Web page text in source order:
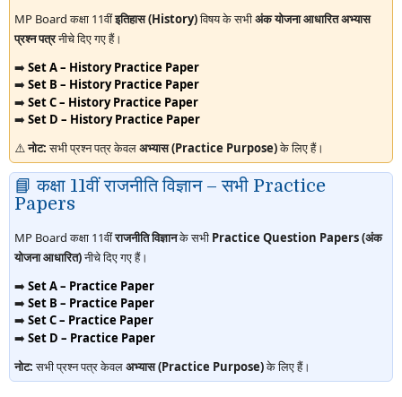
MP Board कक्षा 11वींइतिहास (History)विषय के सभीअंक योजना आधारित अभ्यास
प्रश्न पत्रनीचे दिए गए हैं।
➡️ Set A – History Practice Paper
➡️ Set B – History Practice Paper
➡️ Set C – History Practice Paper
➡️ Set D – History Practice Paper
⚠️नोट:सभी प्रश्न पत्र केवलअभ्यास (Practice Purpose)के लिए हैं।
📘 कक्षा 11वीं राजनीति विज्ञान – सभी Practice
Papers
MP Board कक्षा 11वींराजनीति विज्ञानके सभी Practice Question Papers (अंक
योजना आधारित)नीचे दिए गए हैं।
➡️ Set A – Practice Paper
➡️ Set B – Practice Paper
➡️ Set C – Practice Paper
➡️ Set D – Practice Paper
नोट:सभी प्रश्न पत्र केवलअभ्यास (Practice Purpose)के लिए हैं।